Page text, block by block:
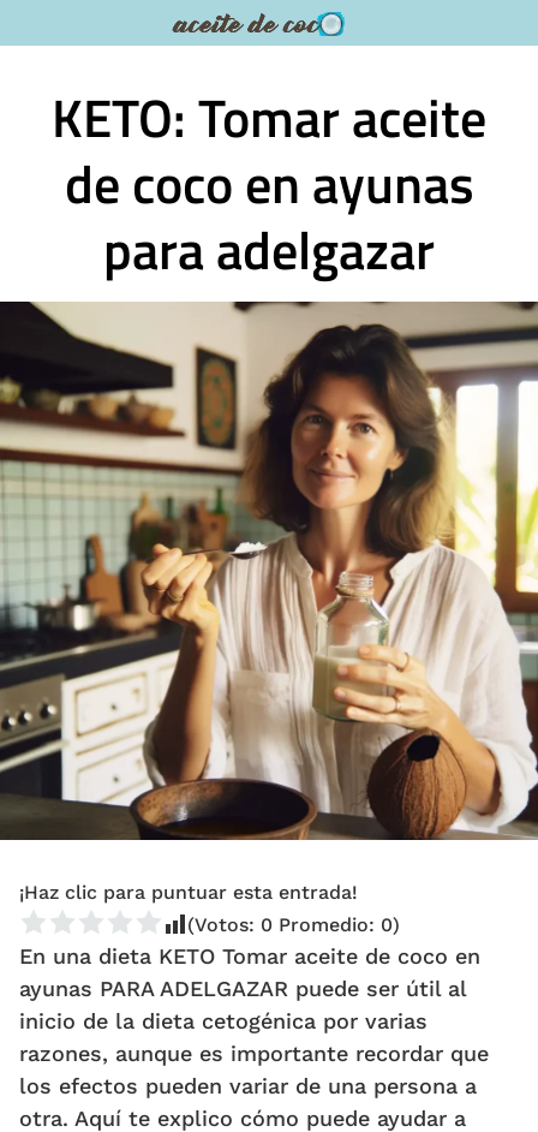
al
KETO: Tomar aceite
de coco en ayunas
para adelgazar
¡Haz clic para puntuar esta entrada!
(Votos: 0 Promedio: 0)
En una dieta KETO Tomar aceite de coco en
ayunas PARA ADELGAZAR puede ser útil al
inicio de la dieta cetogénica por varias
razones, aunque es importante recordar que
los efectos pueden variar de una persona a
otra. Aquí te explico cómo puede ayudar a